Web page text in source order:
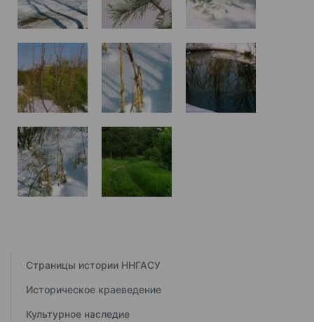
Страницы истории ННГАСУ
Историческое краеведение
Культурное наследие